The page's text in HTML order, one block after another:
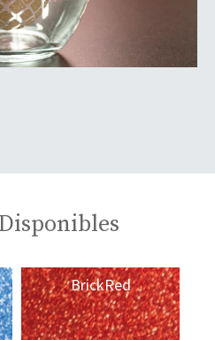
BrickRed